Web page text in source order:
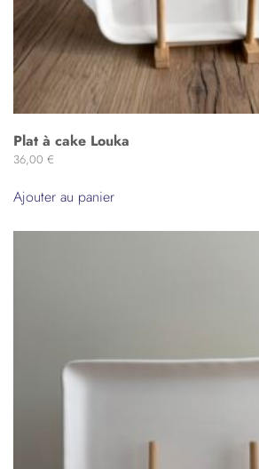
Plat à cake Louka
36,00 €
Ajouter au panier